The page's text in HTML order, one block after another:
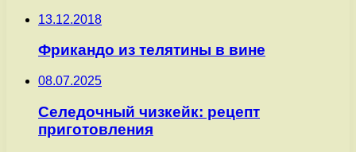
13.12.2018
Фрикандо из телятины в вине
08.07.2025
Селедочный чизкейк: рецепт
приготовления